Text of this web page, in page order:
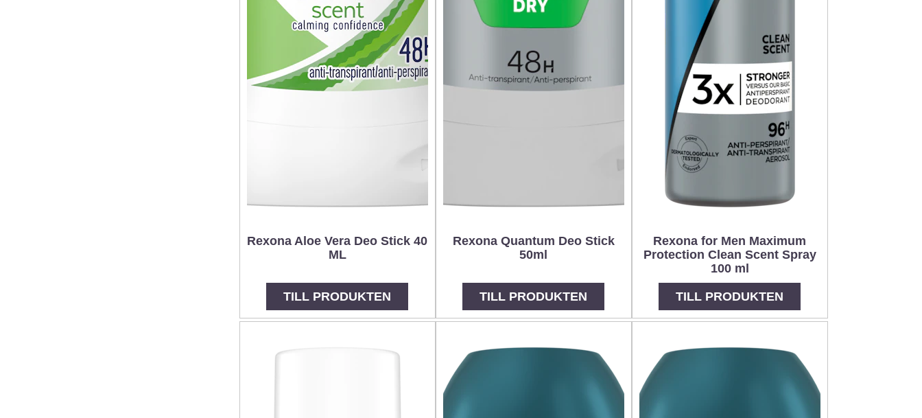
Rexona Aloe Vera Deo Stick 40
ML
TILL PRODUKTEN
Rexona Quantum Deo Stick
50ml
TILL PRODUKTEN
Rexona for Men Maximum
Protection Clean Scent Spray
100 ml
TILL PRODUKTEN